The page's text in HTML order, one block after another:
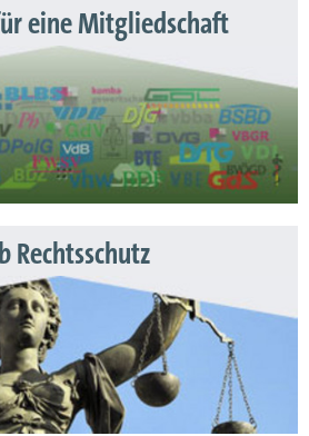
eine Mitgliedschaft
Rechtsschutz